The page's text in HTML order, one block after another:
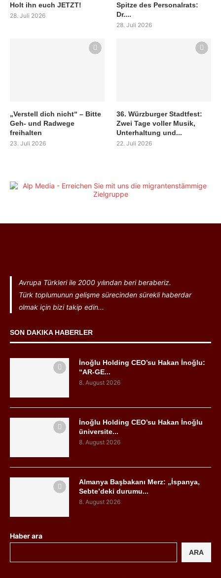
Holt ihn euch JETZT!
28. Juli 2026
Spitze des Personalrats:
Dr....
28. Juli 2026
„Verstell dich nicht“ – Bitte
Geh- und Radwege
freihalten
23. Juli 2026
36. Würzburger Stadtfest:
Zwei Tage voller Musik,
Unterhaltung und...
22. Juli 2026
Avrupa Türkleri ile 2000 yılından beri beraberiz.
Türk toplumunun gelişme sürecinden sürekli haberdar
olmak için bizi takip edin...
SON DAKIKA HABERLER
İnoğlu Holding CEO’su Hakan İnoğlu:
“AR-GE...
8. August 2026
İnoğlu Holding CEO’su Hakan İnoğlu
üniversite...
8. August 2026
Almanya Başbakanı Merz: „İspanya,
Sebte’deki durumu...
8. August 2026
Haber ara
ARA